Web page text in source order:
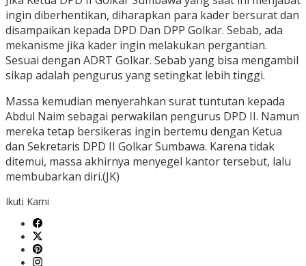
ingin diberhentikan, diharapkan para kader bersurat dan
disampaikan kepada DPD Dan DPP Golkar. Sebab, ada
mekanisme jika kader ingin melakukan pergantian.
Sesuai dengan ADRT Golkar. Sebab yang bisa mengambil
sikap adalah pengurus yang setingkat lebih tinggi.
Massa kemudian menyerahkan surat tuntutan kepada
Abdul Naim sebagai perwakilan pengurus DPD II. Namun
mereka tetap bersikeras ingin bertemu dengan Ketua
dan Sekretaris DPD II Golkar Sumbawa. Karena tidak
ditemui, massa akhirnya menyegel kantor tersebut, lalu
membubarkan diri.(JK)
Ikuti Kami